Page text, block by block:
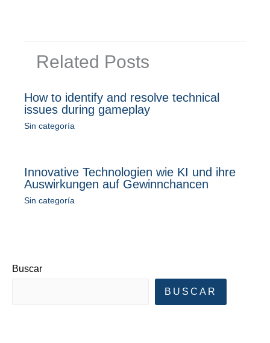
Related Posts
How to identify and resolve technical
issues during gameplay
Sin categoría
Innovative Technologien wie KI und ihre
Auswirkungen auf Gewinnchancen
Sin categoría
Buscar
BUSCAR